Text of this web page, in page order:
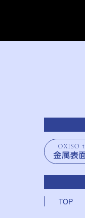
TOP